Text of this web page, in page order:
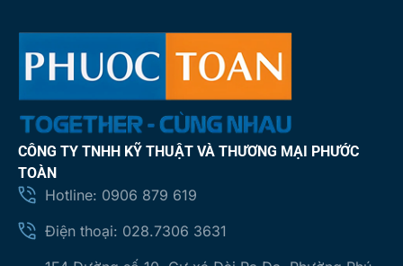
CÔNG TY TNHH KỸ THUẬT VÀ THƯƠNG MẠI PHƯỚC
TOÀN
Hotline: 0906 879 619
Điện thoại: 028.7306 3631